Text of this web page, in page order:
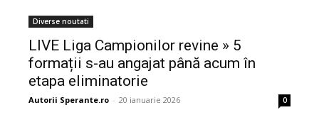
Diverse noutati
LIVE Liga Campionilor revine » 5
formații s-au angajat până acum în
etapa eliminatorie
Autorii Sperante.ro - 20 ianuarie 2026 0